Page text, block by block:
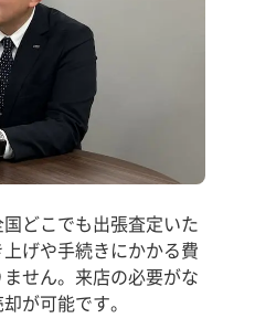
どこでも出張査定いた
げや手続きにかかる費
せん。来店の必要がな
が可能です。